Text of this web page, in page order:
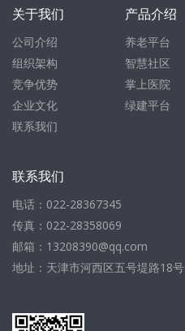
关于我们
公司介绍
组织架构
竞争优势
企业文化
联系我们
产品介绍
养老平台
智慧社区
掌上医院
绿建平台
联系我们
电话：022-28367345
传真：022-28358069
邮箱：13208390@qq.com
地址：天津市河西区五号堤路18号